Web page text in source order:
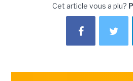
Cet article vous a plu?